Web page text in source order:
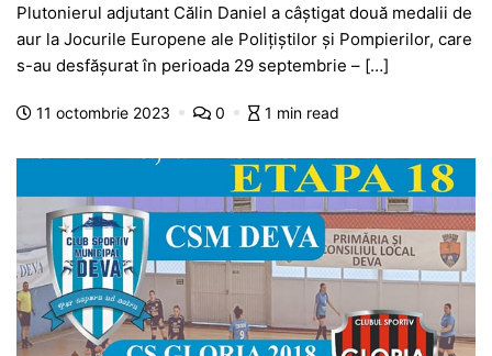
c
e
b
o
o
k
at
s
A
p
p
s
s
e
g
er
itt
er
e
gr
a
m
s
s
a
e
ta
je
a
z
ă
Plutonierul adjutant Călin Daniel a câștigat două medalii de
aur la Jocurile Europene ale Polițiștilor și Pompierilor, care
s-au desfășurat în perioada 29 septembrie – […]
11 octombrie 2023 0 1 min read